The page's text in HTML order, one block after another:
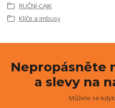
RUČNÍ-CAJK
Klíče a imbusy
Nepropásněte
a slevy na
Můžete se